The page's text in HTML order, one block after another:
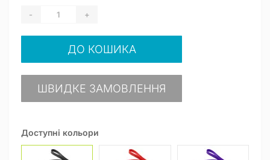
Доступні кольори
- +
ДО КОШИКА
ШВИДКЕ ЗАМОВЛЕННЯ